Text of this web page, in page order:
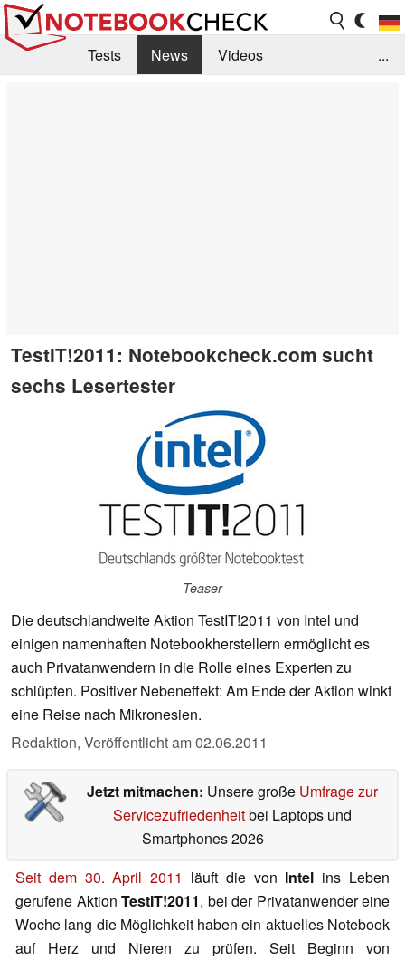
Tests News
Videos
...
TestIT!2011: Notebookcheck.com sucht
sechs Lesertester
Teaser
Die deutschlandweite Aktion TestIT!2011 von Intel und
einigen namenhaften Notebookherstellern ermöglicht es
auch Privatanwendern in die Rolle eines Experten zu
schlüpfen. Positiver Nebeneffekt: Am Ende der Aktion winkt
eine Reise nach Mikronesien.
Redaktion, Veröffentlicht am02.06.2011
Jetzt mitmachen: Unsere große Umfrage zur
Servicezufriedenheitbei Laptops und
Smartphones 2026
Seit dem 30. April 2011 läuft die von Intel ins Leben
gerufene Aktion TestIT!2011, bei der Privatanwender eine
Woche lang die Möglichkeit haben ein aktuelles Notebook
auf Herz und Nieren zu prüfen. Seit Beginn von